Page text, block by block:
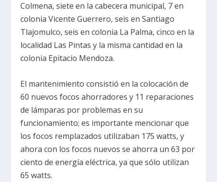
Colmena, siete en la cabecera municipal, 7 en
colonia Vicente Guerrero, seis en Santiago
Tlajomulco, seis en colonia La Palma, cinco en la
localidad Las Pintas y la misma cantidad en la
colonia Epitacio Mendoza.
El mantenimiento consistió en la colocación de
60 nuevos focos ahorradores y 11 reparaciones
de lámparas por problemas en su
funcionamiento; es importante mencionar que
los focos remplazados utilizaban 175 watts, y
ahora con los focos nuevos se ahorra un 63 por
ciento de energía eléctrica, ya que sólo utilizan
65 watts.